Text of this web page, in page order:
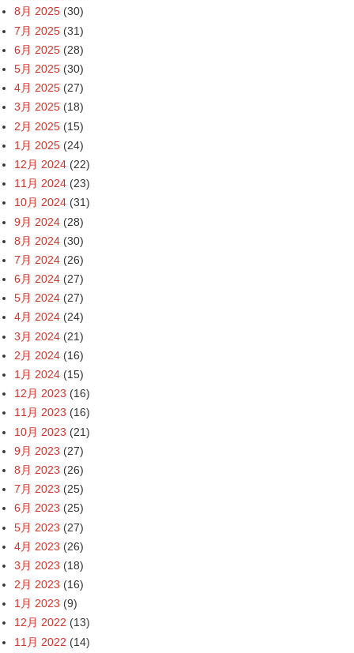
8月 2025 (30)
7月 2025 (31)
6月 2025 (28)
5月 2025 (30)
4月 2025 (27)
3月 2025 (18)
2月 2025 (15)
1月 2025 (24)
12月 2024 (22)
11月 2024 (23)
10月 2024 (31)
9月 2024 (28)
8月 2024 (30)
7月 2024 (26)
6月 2024 (27)
5月 2024 (27)
4月 2024 (24)
3月 2024 (21)
2月 2024 (16)
1月 2024 (15)
12月 2023 (16)
11月 2023 (16)
10月 2023 (21)
9月 2023 (27)
8月 2023 (26)
7月 2023 (25)
6月 2023 (25)
5月 2023 (27)
4月 2023 (26)
3月 2023 (18)
2月 2023 (16)
1月 2023 (9)
12月 2022 (13)
11月 2022 (14)